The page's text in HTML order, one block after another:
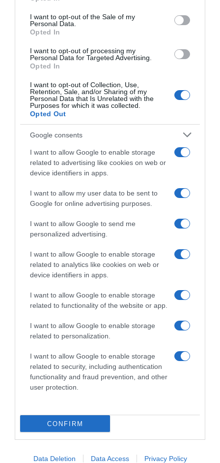
use your data for below specified purposes in below Google
consent section.
I want to opt-out of the Sale of my
Personal Data.
Opted In
I want to opt-out of processing my
Personal Data for Targeted Advertising.
Opted In
I want to opt-out of Collection, Use,
Retention, Sale, and/or Sharing of my
Personal Data that Is Unrelated with the
Purposes for which it was collected.
Opted Out
Google consents
I want to allow Google to enable storage
related to advertising like cookies on web or
device identifiers in apps.
I want to allow my user data to be sent to
Google for online advertising purposes.
I want to allow Google to send me
personalized advertising.
I want to allow Google to enable storage
related to analytics like cookies on web or
device identifiers in apps.
I want to allow Google to enable storage
related to functionality of the website or app.
I want to allow Google to enable storage
related to personalization.
I want to allow Google to enable storage
related to security, including authentication
functionality and fraud prevention, and other
user protection.
CONFIRM
Data Deletion Data Access Privacy Policy
LIFESTYLE
Ο Ανδρέας Γεωργίου για την εγκυμοσύνη της
πολύ χαρούμενος»
"Είναι πολύ καλά..."
01.04.2025 - 13:14
LIFESTYLE
Αντρέας Γεωργίου & Σιμώνη Χριστοδούλου:
Τι αποκάλυψε ο Κούλλης Νικολάου για το
φύλο του μωρού τους
Το ζευγάρι σε λίγους μήνες θα αποκτήσει το πρώτο
του παιδί
31.03.2025 - 13:09